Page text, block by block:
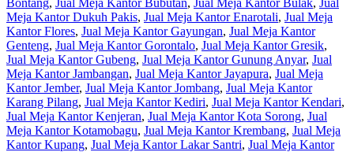
Bontang, Jual Meja Kantor Bubutan, Jual Meja Kantor Bulak, Jual
Meja Kantor Dukuh Pakis, Jual Meja Kantor Enarotali, Jual Meja
Kantor Flores, Jual Meja Kantor Gayungan, Jual Meja Kantor
Genteng, Jual Meja Kantor Gorontalo, Jual Meja Kantor Gresik,
Jual Meja Kantor Gubeng, Jual Meja Kantor Gunung Anyar, Jual
Meja Kantor Jambangan, Jual Meja Kantor Jayapura, Jual Meja
Kantor Jember, Jual Meja Kantor Jombang, Jual Meja Kantor
Karang Pilang, Jual Meja Kantor Kediri, Jual Meja Kantor Kendari,
Jual Meja Kantor Kenjeran, Jual Meja Kantor Kota Sorong, Jual
Meja Kantor Kotamobagu, Jual Meja Kantor Krembang, Jual Meja
Kantor Kupang, Jual Meja Kantor Lakar Santri, Jual Meja Kantor